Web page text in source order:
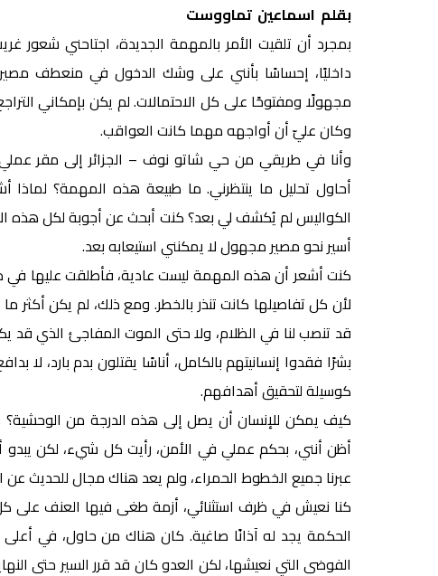
بقلم اسماعين تماووست
بمجرد أن تلقيت الأمر بالمهمة الجديدة، اجتاحني شعور
داخليًا، إحساسًا بأنني على وشك الدخول في منعطف
مجهولًا ومفتوحًا على كل الاحتمالات. لم يكن بإمكاني
وكان عليّ أن أواجهه مهما كانت العواقب.
وأنا في طريقي من حي شاتو نوف – الجزائر إلى مقر
أحاول تحليل ما ينتظرني. ما طبيعة هذه المهمة؟
الكواليس لم يُكشف لي بعد؟ كنت أبحث عن أجوبة لكل هذه
أسير نحو مصير مجهول لا يمكنني استيعابه بعد.
كنت أشعر أن هذه المهمة ليست عادية، فأطلقت عليها
لأن كل تفاصيلها كانت تنذر بالخطر. ومع ذلك، لم يكن أكثر
قد تنصب لنا في الظلام، ولا حتى الموت المفاجئ الذي قد
بشرًا فقدوا إنسانيتهم بالكامل، أناسًا يقتلون بدم بارد، لا
كوسيلة لتحقيق أهدافهم.
كيف يمكن للإنسان أن يصل إلى هذه الدرجة من
أظن أنني، بحكم عملي في الأمن، رأيت كل شيء، لكن يبدو
عبرنا جميع الخطوط الحمراء، ولم يعد هناك مجال للحديث عن
كنا نعيش في ظرف استثنائي، أزمة طغى فيها العنف
الحكمة يجد له آذانًا صاغية. كان هناك من حاول، في
الفوضى التي نعيشها، لكن العدو كان قد قرر السير حتى